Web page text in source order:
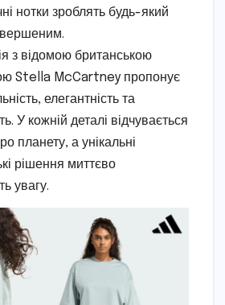
нотки зроблять будь-який
з відомою британською
Stella McCartney пропонує
елегантність та
У кожній деталі відчувається
планету, а унікальні
рішення миттєво
увагу.